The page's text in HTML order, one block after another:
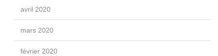
avril 2020
mars 2020
février 2020